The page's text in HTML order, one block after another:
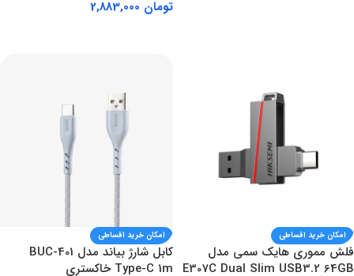
تومان
امکان خرید اقساطی
فلش مموری هایک سمی مدل
E307C Dual Slim USB3.2 64GB
امکان خرید اقساطی
کابل شارژ بیاند مدل BUC-401
Type-C 1m خاکستری